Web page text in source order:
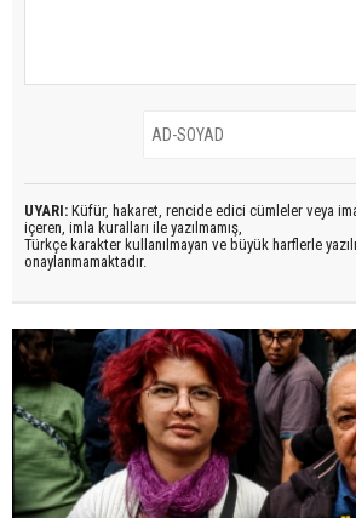
UYARI: Küfür, hakaret, rencide edici cümleler veya
içeren, imla kuralları ile yazılmamış,
Türkçe karakter kullanılmayan ve büyük harflerle
onaylanmamaktadır.